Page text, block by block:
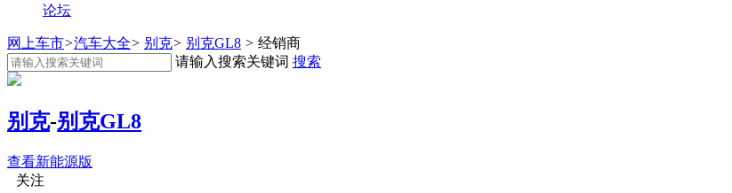
论坛
网上车市>汽车大全> 别克> 别克GL8 > 经销商
请输入搜索关键词 搜索
别克-别克GL8
查看新能源版
关注